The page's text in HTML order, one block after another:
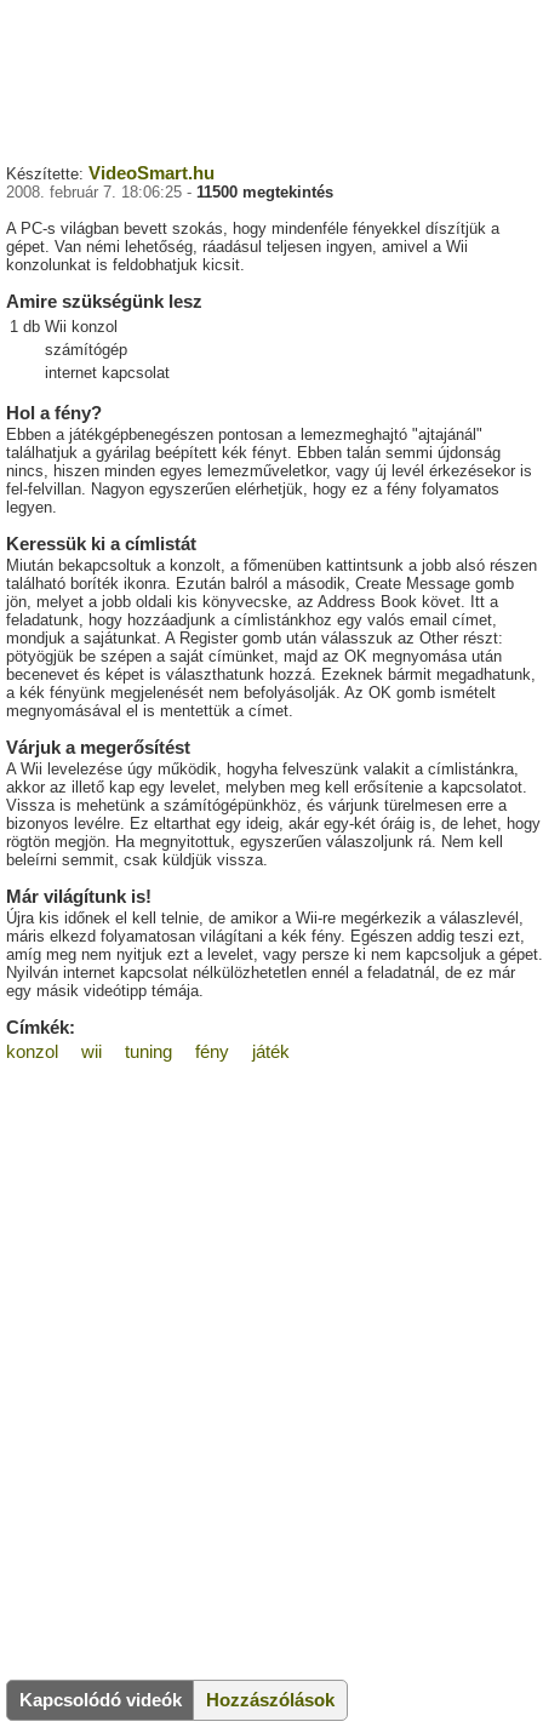
Készítette: VideoSmart.hu
2008. február 7. 18:06:25 - 11500 megtekintés
A PC-s világban bevett szokás, hogy mindenféle fényekkel díszítjük a
gépet. Van némi lehetőség, ráadásul teljesen ingyen, amivel a Wii
konzolunkat is feldobhatjuk kicsit.
Amire szükségünk lesz
1 db Wii konzol
számítógép
internet kapcsolat
Hol a fény?
Ebben a játékgépbenegészen pontosan a lemezmeghajtó "ajtajánál"
találhatjuk a gyárilag beépített kék fényt. Ebben talán semmi újdonság
nincs, hiszen minden egyes lemezműveletkor, vagy új levél érkezésekor is
fel-felvillan. Nagyon egyszerűen elérhetjük, hogy ez a fény folyamatos
legyen.
Keressük ki a címlistát
Miután bekapcsoltuk a konzolt, a főmenüben kattintsunk a jobb alsó részen
található boríték ikonra. Ezután balról a második, Create Message gomb
jön, melyet a jobb oldali kis könyvecske, az Address Book követ. Itt a
feladatunk, hogy hozzáadjunk a címlistánkhoz egy valós email címet,
mondjuk a sajátunkat. A Register gomb után válasszuk az Other részt:
pötyögjük be szépen a saját címünket, majd az OK megnyomása után
becenevet és képet is választhatunk hozzá. Ezeknek bármit megadhatunk,
a kék fényünk megjelenését nem befolyásolják. Az OK gomb ismételt
megnyomásával el is mentettük a címet.
Várjuk a megerősítést
A Wii levelezése úgy működik, hogyha felveszünk valakit a címlistánkra,
akkor az illető kap egy levelet, melyben meg kell erősítenie a kapcsolatot.
Vissza is mehetünk a számítógépünkhöz, és várjunk türelmesen erre a
bizonyos levélre. Ez eltarthat egy ideig, akár egy-két óráig is, de lehet, hogy
rögtön megjön. Ha megnyitottuk, egyszerűen válaszoljunk rá. Nem kell
beleírni semmit, csak küldjük vissza.
Már világítunk is!
Újra kis időnek el kell telnie, de amikor a Wii-re megérkezik a válaszlevél,
máris elkezd folyamatosan világítani a kék fény. Egészen addig teszi ezt,
amíg meg nem nyitjuk ezt a levelet, vagy persze ki nem kapcsoljuk a gépet.
Nyilván internet kapcsolat nélkülözhetetlen ennél a feladatnál, de ez már
egy másik videótipp témája.
Címkék:
konzol
wii tuning fény játék
Kapcsolódó videók Hozzászólások